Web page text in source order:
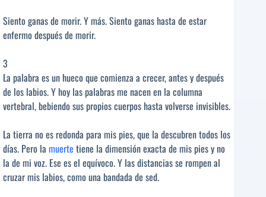
Siento ganas de morir. Y más. Siento ganas hasta de estar
enfermo después de morir.
3
La palabra es un hueco que comienza a crecer, antes y después
de los labios. Y hoy las palabras me nacen en la columna
vertebral, bebiendo sus propios cuerpos hasta volverse invisibles.
La tierra no es redonda para mis pies, que la descubren todos los
días. Pero la muerte tiene la dimensión exacta de mis pies y no
la de mi voz. Ese es el equívoco. Y las distancias se rompen al
cruzar mis labios, como una bandada de sed.